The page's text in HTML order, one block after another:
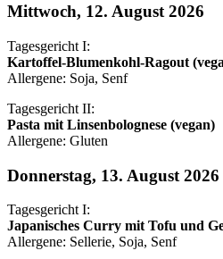
Mittwoch, 12. August 2026
Tagesgericht I:
Kartoffel-Blumenkohl-Ragout
Allergene: Soja, Senf
Tagesgericht II:
Pasta mit Linsenbolognese (vegan)
Allergene: Gluten
Donnerstag, 13. August 2026
Tagesgericht I:
Japanisches Curry mit Tofu und
Allergene: Sellerie, Soja, Senf